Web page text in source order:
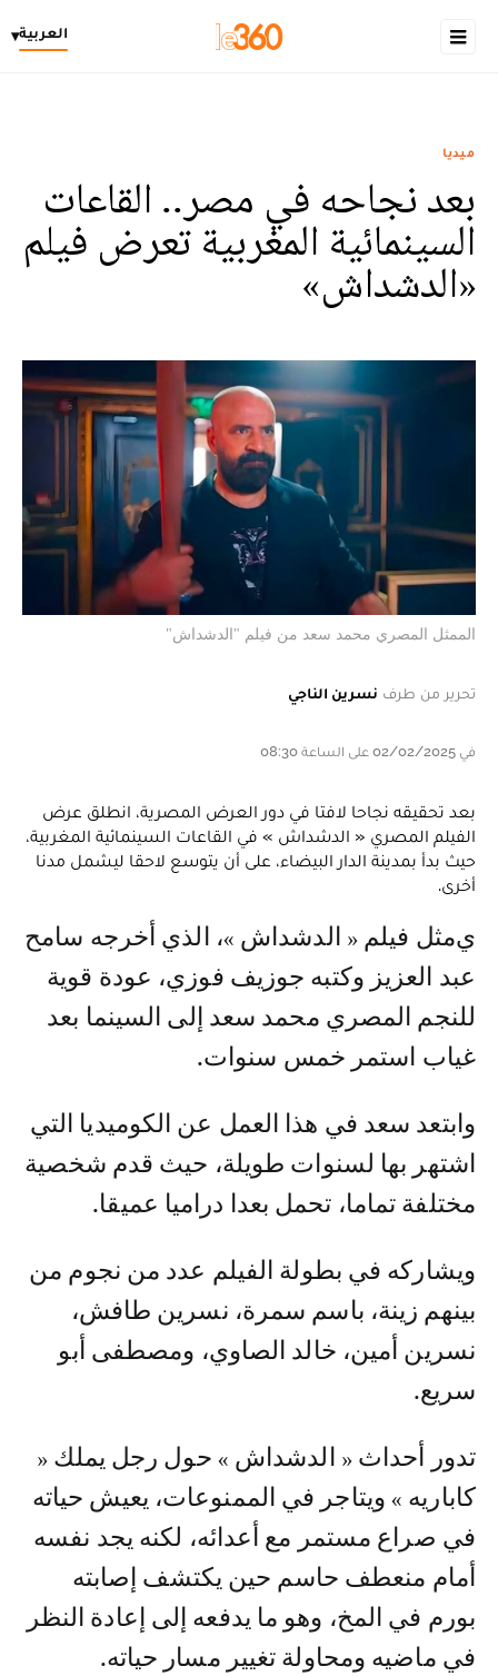
العربية▾
ميديا
بعد نجاحه في مصر.. القاعات
السينمائية المغربية تعرض فيلم
«الدشداش»
الممثل المصري محمد سعد من فيلم "الدشداش"
تحرير من طرف نسرين الناجي
في 02/02/2025 على الساعة 08:30
بعد تحقيقه نجاحا لافتا في دور العرض المصرية، انطلق عرض
الفيلم المصري « الدشداش » في القاعات السينمائية المغربية،
حيث بدأ بمدينة الدار البيضاء، على أن يتوسع لاحقا ليشمل مدنا
أخرى.
يمثل فيلم « الدشداش »، الذي أخرجه سامح
عبد العزيز وكتبه جوزيف فوزي، عودة قوية
للنجم المصري محمد سعد إلى السينما بعد
غياب استمر خمس سنوات.
وابتعد سعد في هذا العمل عن الكوميديا التي
اشتهر بها لسنوات طويلة، حيث قدم شخصية
مختلفة تماما، تحمل بعدا دراميا عميقا.
ويشاركه في بطولة الفيلم عدد من نجوم من
بينهم زينة، باسم سمرة، نسرين طافش،
نسرين أمين، خالد الصاوي، ومصطفى أبو
سريع.
تدور أحداث « الدشداش » حول رجل يملك «
كاباريه » ويتاجر في الممنوعات، يعيش حياته
في صراع مستمر مع أعدائه، لكنه يجد نفسه
أمام منعطف حاسم حين يكتشف إصابته
بورم في المخ، وهو ما يدفعه إلى إعادة النظر
في ماضيه ومحاولة تغيير مسار حياته.